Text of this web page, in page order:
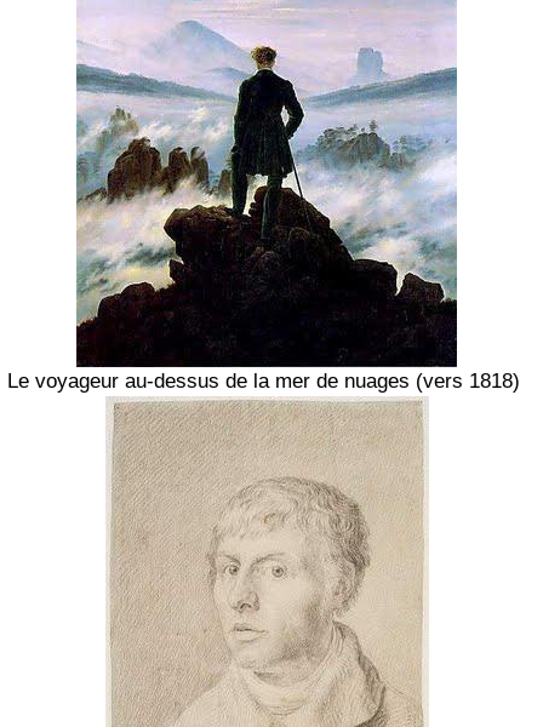
Le voyageur au-dessus de la mer de nuages (vers 1818)